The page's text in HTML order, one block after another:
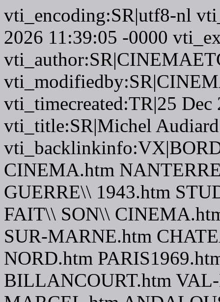
vti_encoding:SR|utf8-nl
2026 11:39:05 -0000
vti_timecreated:TR|25
vti_title:SR|Michel Audiard
CINEMA.htm
GUERRE\\ 1943.htm
FAIT\\ SON\\
SUR-MARNE.htm
NORD.htm
BILLANCOURT.htm